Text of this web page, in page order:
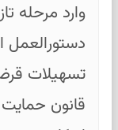
وارد مرحله
دستورالعمل
تسهیلات
قانون